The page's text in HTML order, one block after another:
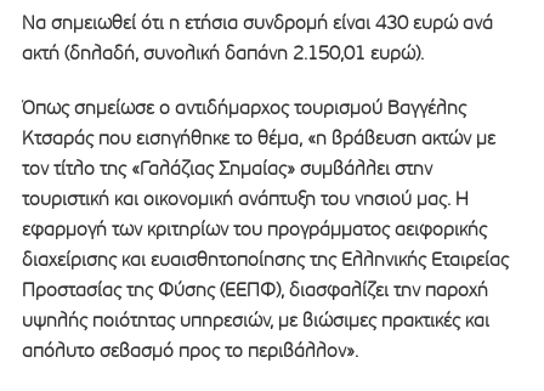
Να σημειωθεί ότι η ετήσια συνδρομή είναι 430 ευρώ ανά
ακτή (δηλαδή, συνολική δαπάνη 2.150,01 ευρώ).
Όπως σημείωσε ο αντιδήμαρχος τουρισμού Βαγγέλης
Κτσαράς που εισηγήθηκε το θέμα, «η βράβευση ακτών με
τον τίτλο της «Γαλάζιας Σημαίας» συμβάλλει στην
τουριστική και οικονομική ανάπτυξη του νησιού μας. Η
εφαρμογή των κριτηρίων του προγράμματος αειφορικής
διαχείρισης και ευαισθητοποίησης της Ελληνικής Εταιρείας
Προστασίας της Φύσης (ΕΕΠΦ), διασφαλίζει την παροχή
υψηλής ποιότητας υπηρεσιών, με βιώσιμες πρακτικές και
απόλυτο σεβασμό προς το περιβάλλον».